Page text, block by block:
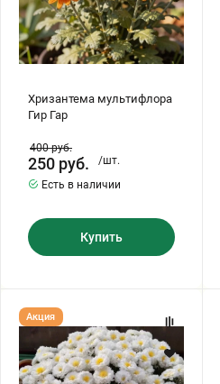
Хризантема мультифлора
Гир Гар
400руб.
250 руб.
/шт.
Есть в наличии
Купить
Хризантема
Эльф
белый
(мультифлора)
Акция